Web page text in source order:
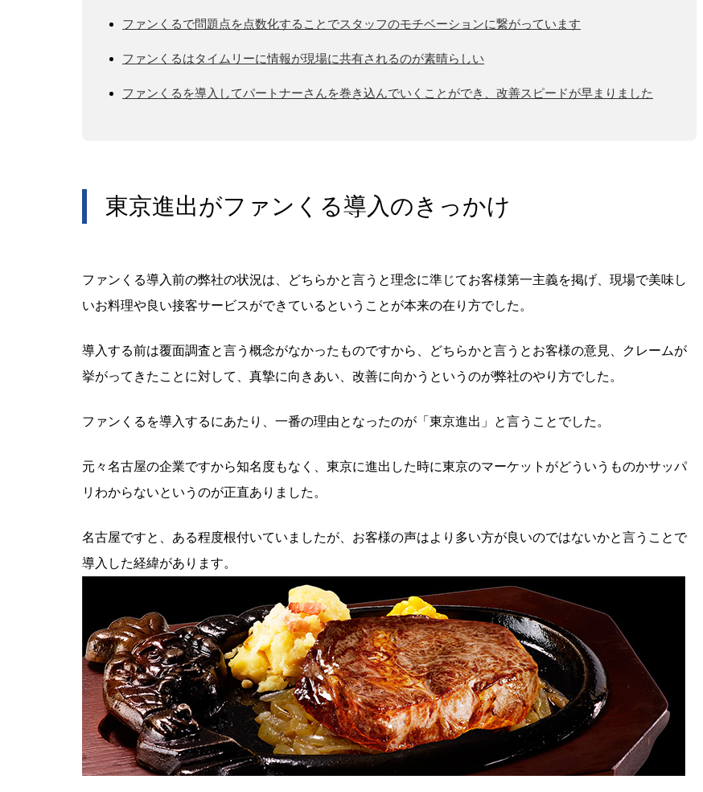
ファンくるで問題点を点数化することでスタッフのモチベーションに繋がっています
ファンくるはタイムリーに情報が現場に共有されるのが素晴らしい
ファンくるを導入してパートナーさんを巻き込んでいくことができ、改善スピードが早まりました
東京進出がファンくる導入のきっかけ
ファンくる導入前の弊社の状況は、どちらかと言うと理念に準じてお客様第一主義を掲げ、現場で美味し
いお料理や良い接客サービスができているということが本来の在り方でした。
導入する前は覆面調査と言う概念がなかったものですから、どちらかと言うとお客様の意見、クレームが
挙がってきたことに対して、真摯に向きあい、改善に向かうというのが弊社のやり方でした。
ファンくるを導入するにあたり、一番の理由となったのが「東京進出」と言うことでした。
元々名古屋の企業ですから知名度もなく、東京に進出した時に東京のマーケットがどういうものかサッパ
リわからないというのが正直ありました。
名古屋ですと、ある程度根付いていましたが、お客様の声はより多い方が良いのではないかと言うことで
導入した経緯があります。